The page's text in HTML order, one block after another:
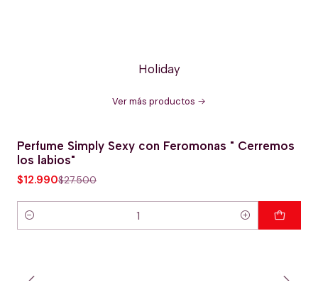
Holiday
Ver más productos
-53% OFERTA HOT
Perfume Simply Sexy con Feromonas " Cerremos
los labios"
$12.990$27.500
Cantidad